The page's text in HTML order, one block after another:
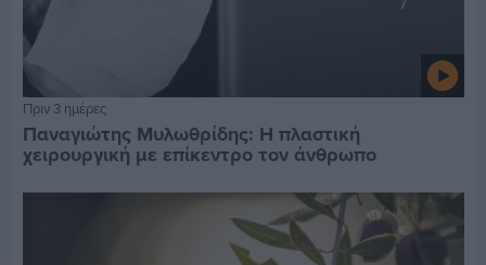
Πριν 3 ημέρες
Παναγιώτης Μυλωθρίδης: Η πλαστική
χειρουργική με επίκεντρο τον άνθρωπο